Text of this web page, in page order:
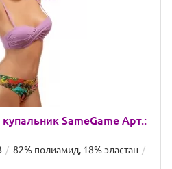
SameGame Арт.:
82% полиамид, 18% эластан